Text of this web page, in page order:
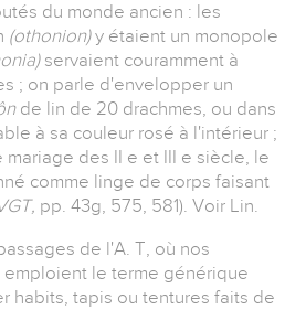
du monde ancien : les
(othonion)y étaient un monopole
servaient couramment à
; on parle d'envelopper un
de lin de 20 drachmes, ou dans
à sa couleur rosé à l'intérieur ;
des II e et III e siècle, le
comme linge de corps faisant
pp. 43g, 575, 581). Voir Lin.
de l'A. T, où nos
le terme générique
habits, tapis ou tentures faits de